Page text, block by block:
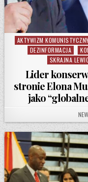
Posted in
AKTYWIZM KOMUNISTYCZNY
DEZINFORMACJA
SKRAJNA
Lider
stronie Elona
jako